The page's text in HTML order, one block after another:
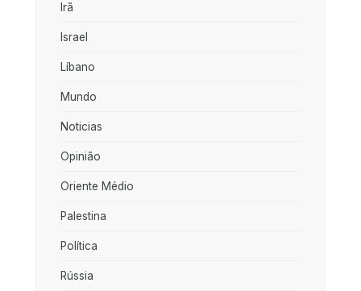
Irã
Israel
Líbano
Mundo
Noticias
Opinião
Oriente Médio
Palestina
Política
Rússia